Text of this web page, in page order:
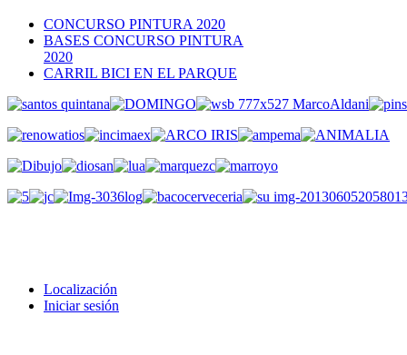
CONCURSO PINTURA 2020
BASES CONCURSO PINTURA
2020
CARRIL BICI EN EL PARQUE
Localización
Iniciar sesión